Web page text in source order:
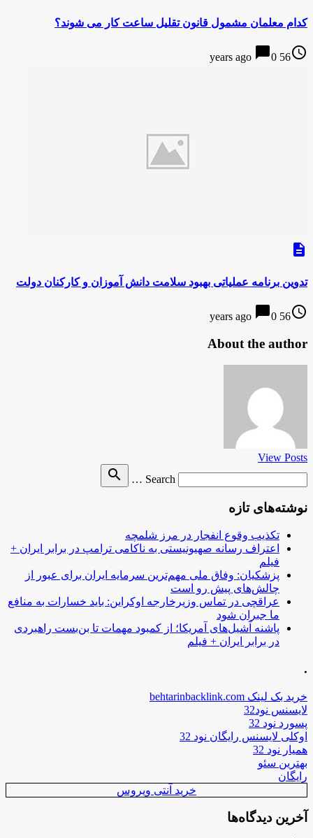
کدام معلمان مشمول قانون تقلیل ساعت کار می شوند؟
access_time
56 years ago
chat_bubble0
description
تدوین برنامه عملیاتی بهبود سلامت دانش آموزان و کارکنان دولت
access_time
56 years ago
chat_bubble0
About the author
View Posts
Search …
search
نوشته‌های تازه
تکذیب وقوع انفجار در مرز شلمچه
اعتراف رسانه صهیونیستی به ناکامی ترامپ در برابر ایران +
فیلم
پزشکیان: وفاق ملی مهم‌ترین سرمایه ایران برای عبور از
چالش‌های پیش رو است
عراقچی در تماس وزیرخارجه اوکراین: باید خسارات به منافع
ما جبران شود
پاشنه آشیل‌های آمریکا؛ از کمبود مهمات تا بن‌بست راهبردی
در برابر ایران + فیلم
.
خرید بک لینک behtarinbacklink.com
لایسنس نود32
پسورد نود 32
اوکلی لایسنس رایگان نود 32
همیار نود 32
بهترین سئو
رایگان
خرید آنتی ویروس
آخرین دیدگاه‌ها